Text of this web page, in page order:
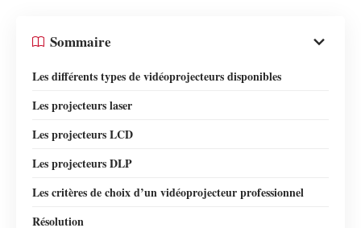
Sommaire
Les différents types de vidéoprojecteurs disponibles
Les projecteurs laser
Les projecteurs LCD
Les projecteurs DLP
Les critères de choix d’un vidéoprojecteur professionnel
Résolution